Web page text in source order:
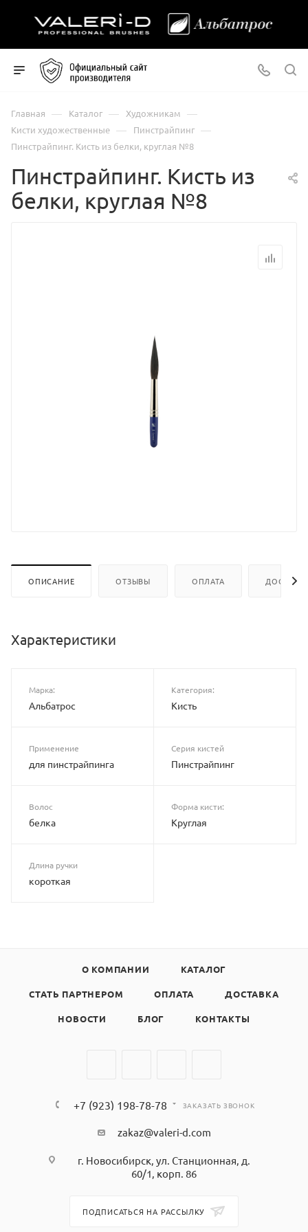
Главная — Каталог — Художникам —
Кисти художественные — Пинстрайпинг —
Пинстрайпинг. Кисть из белки, круглая №8
Пинстрайпинг. Кисть из
белки, круглая №8
ОПИСАНИЕ ОТЗЫВЫ ОПЛАТА
Характеристики
Марка:
Альбатрос
Категория:
Кисть
Применение
для пинстрайпинга
Серия кистей
Пинстрайпинг
Волос
белка
Форма кисти:
Круглая
Длина ручки
короткая
О КОМПАНИИ КАТАЛОГ
СТАТЬ ПАРТНЕРОМ ОПЛАТА ДОСТАВКА
НОВОСТИ БЛОГ КОНТАКТЫ
+7 (923) 198-78-78 ЗАКАЗАТЬ ЗВОНОК
zakaz@valeri-d.com
г. Новосибирск, ул. Станционная, д.
60/1, корп. 86
ПОДПИСАТЬСЯ НА РАССЫЛКУ